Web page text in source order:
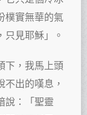
樸實無華的氣
只見耶穌」。
下，我馬上頭
出的嘆息，
說：「聖靈